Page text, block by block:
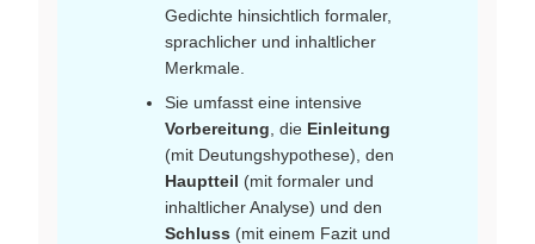
Gedichte hinsichtlich formaler,
sprachlicher und inhaltlicher
Merkmale.
Sie umfasst eine intensive
Vorbereitung , die Einleitung
(mit Deutungshypothese), den
Hauptteil (mit formaler und
inhaltlicher Analyse) und den
Schluss (mit einem Fazit und